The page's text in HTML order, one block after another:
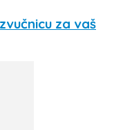
za vaš